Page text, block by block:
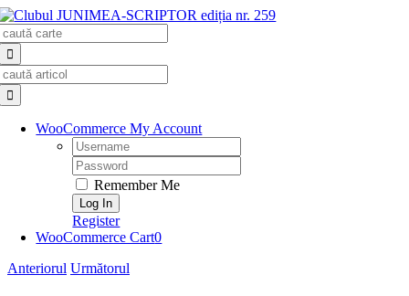
Skip
to
content
WooCommerce My Account
Username:
Password:
Remember Me
Register
WooCommerce Cart0
Anteriorul Următorul